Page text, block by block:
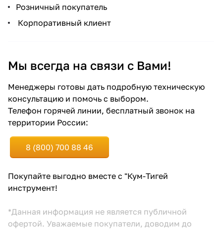
Розничный покупатель
Корпоративный клиент
Мы всегда на связи с Вами!
Менеджеры готовы дать подробную техническую
консультацию и помочь с выбором.
Телефон горячей линии, бесплатный звонок на
территории России:
8 (800) 700 88 46
Покупайте выгодно вместе с "Кум-Тигей
инструмент!
*Данная информация не является публичной
офертой. Уважаемые покупатели, доводим до